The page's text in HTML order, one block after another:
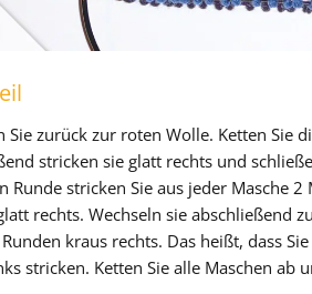
Sie zurück zur roten Wolle. Ketten Sie
stricken sie glatt rechts und
Runde stricken Sie aus jeder Masche
rechts. Wechseln sie abschließend
kraus rechts. Das heißt, dass
stricken. Ketten Sie alle Maschen ab